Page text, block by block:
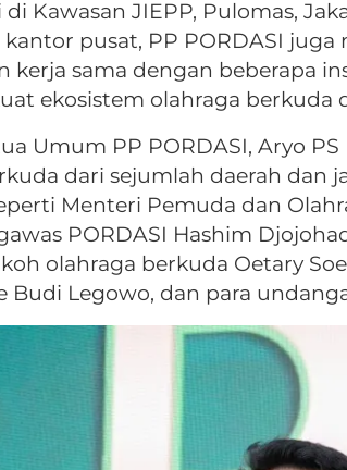
Kawasan JIEPP, Pulomas,
pusat, PP PORDASI
kerja sama dengan beberapa
ekosistem olahraga berkuda
Umum PP PORDASI, Aryo
dari sejumlah daerah dan
Menteri Pemuda dan
PORDASI Hashim
olahraga berkuda Oetary
Budi Legowo, dan para